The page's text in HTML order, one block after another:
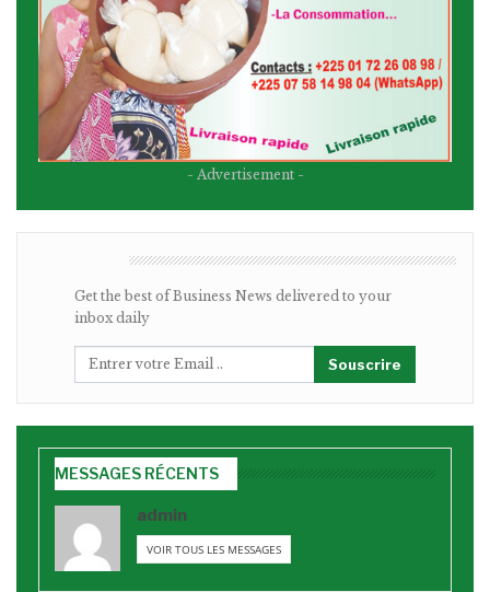
- Advertisement -
Get the best of Business News delivered to your
inbox daily
Souscrire
MESSAGES RÉCENTS
admin
VOIR TOUS LES MESSAGES